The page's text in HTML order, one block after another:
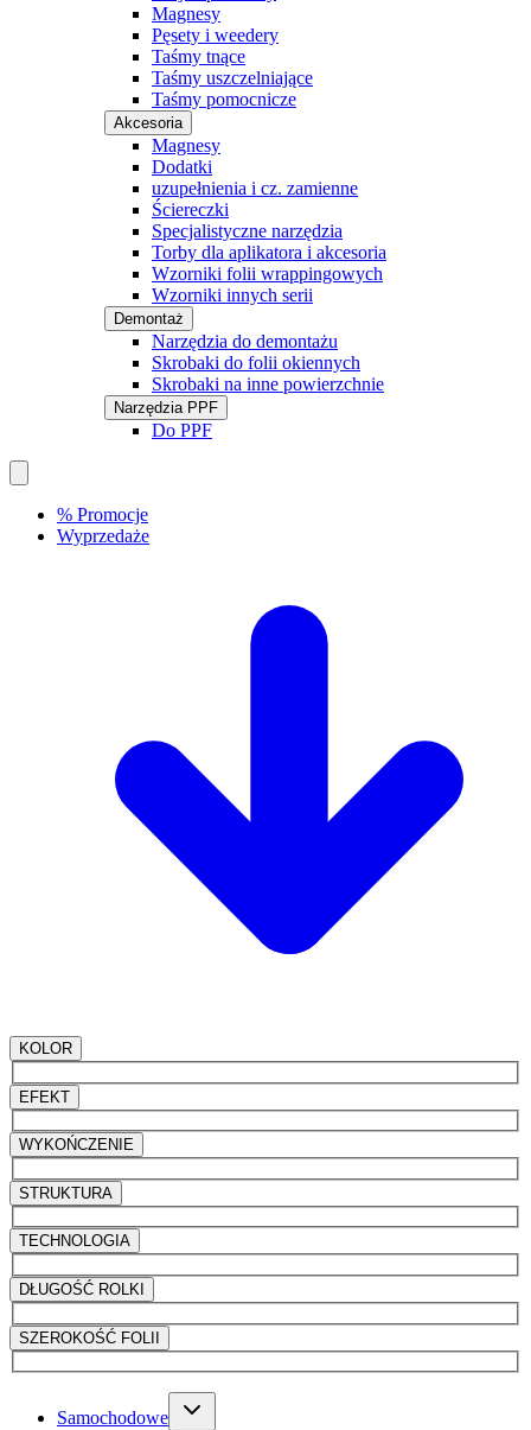
Magnesy
Pęsety i weedery
Taśmy tnące
Taśmy uszczelniające
Taśmy pomocnicze
Akcesoria
Magnesy
Dodatki
uzupełnienia i cz. zamienne
Ściereczki
Specjalistyczne narzędzia
Torby dla aplikatora i akcesoria
Wzorniki folii wrappingowych
Wzorniki innych serii
Demontaż
Narzędzia do demontażu
Skrobaki do folii okiennych
Skrobaki na inne powierzchnie
Narzędzia PPF
Do PPF
% Promocje
Wyprzedaże
KOLOR
EFEKT
WYKOŃCZENIE
STRUKTURA
TECHNOLOGIA
DŁUGOŚĆ ROLKI
SZEROKOŚĆ FOLII
Samochodowe